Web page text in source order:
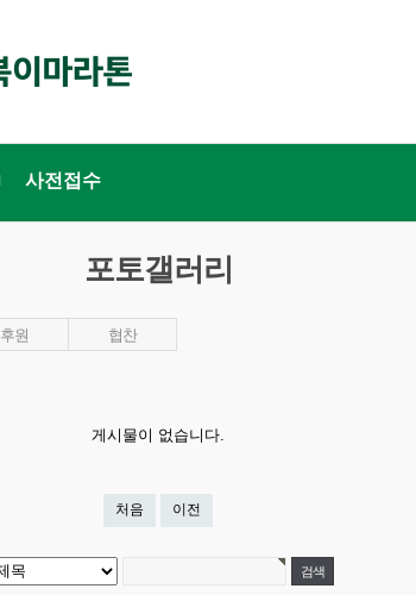
사전접수
포토갤러리
후원 협찬
게시물이 없습니다.
처음 이전